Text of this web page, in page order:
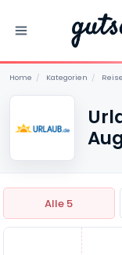
Home / Kategorien /
Alle 5